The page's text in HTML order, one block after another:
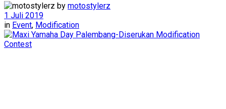
by motostylerz
1 Juli 2019
in Event, Modification